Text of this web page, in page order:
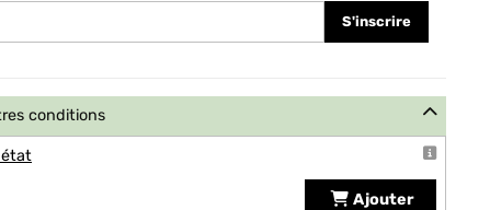
S'inscrire
conditions
Ajouter